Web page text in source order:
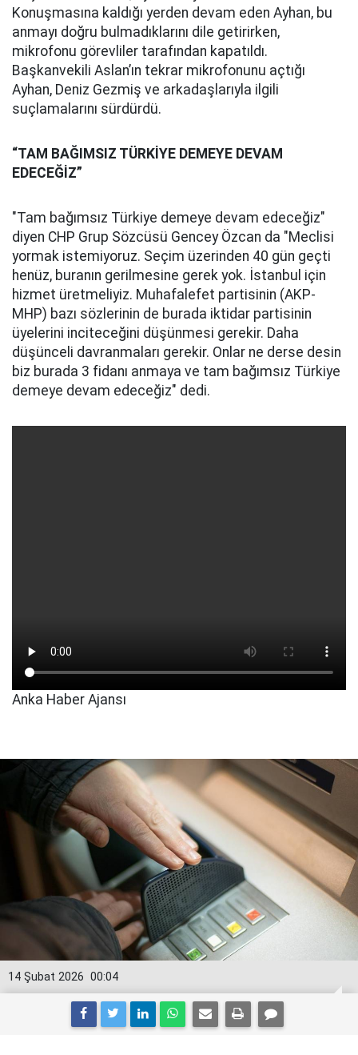
Konuşmasına kaldığı yerden devam eden Ayhan, bu
anmayı doğru bulmadıklarını dile getirirken,
mikrofonu görevliler tarafından kapatıldı.
Başkanvekili Aslan’ın tekrar mikrofonunu açtığı
Ayhan, Deniz Gezmiş ve arkadaşlarıyla ilgili
suçlamalarını sürdürdü.
“TAM BAĞIMSIZ TÜRKİYE DEMEYE DEVAM
EDECEĞİZ”
"Tam bağımsız Türkiye demeye devam edeceğiz"
diyen CHP Grup Sözcüsü Gencey Özcan da "Meclisi
yormak istemiyoruz. Seçim üzerinden 40 gün geçti
henüz, buranın gerilmesine gerek yok. İstanbul için
hizmet üretmeliyiz. Muhafalefet partisinin (AKP-
MHP) bazı sözlerinin de burada iktidar partisinin
üyelerini inciteceğini düşünmesi gerekir. Daha
düşünceli davranmaları gerekir. Onlar ne derse desin
biz burada 3 fidanı anmaya ve tam bağımsız Türkiye
demeye devam edeceğiz" dedi.
Anka Haber Ajansı
00:04
14 Şubat 2026